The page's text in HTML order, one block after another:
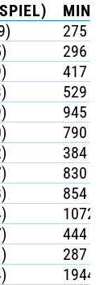
275
296
417
529
945
790
384
830
854
1072
444
287
1944